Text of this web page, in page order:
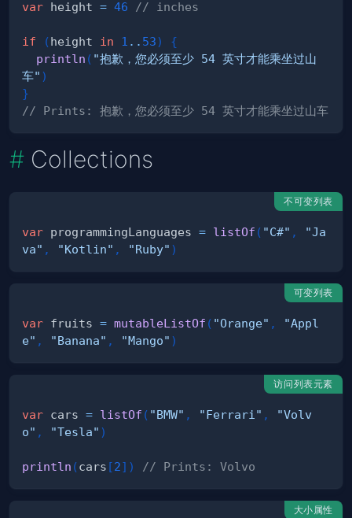
var height = 46 // inches
if (height in 1 .. 53)
{
println ( "抱歉，您必须至少 54 英寸才能乘坐过山
车" )
}
// Prints: 抱歉，您必须至少 54 英寸才能乘坐过山车
Collections
不可变列表
var programmingLanguages = listOf ( "C#" ,
"Ja
va" , "Kotlin" , "Ruby" )
可变列表
var fruits = mutableListOf ( "Orange" ,
"Appl
e" , "Banana" , "Mango" )
访问列表元素
var cars = listOf ( "BMW" , "Ferrari" ,
"Volv
o" , "Tesla" )
println (cars [2] ) // Prints: Volvo
大小属性